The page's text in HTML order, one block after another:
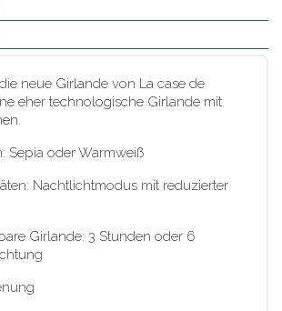
neue Girlande von La case de
eher technologische Girlande mit
Sepia oder Warmweiß
Nachtlichtmodus mit reduzierter
Girlande: 3 Stunden oder 6